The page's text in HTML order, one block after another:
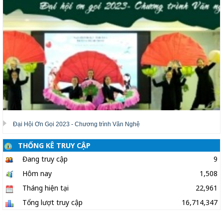
Đại Hội Ơn Gọi 2023 - Chương trình Văn Nghệ
THỐNG KÊ TRUY CẬP
Đang truy cập
9
Hôm nay
1,508
Tháng hiện tại
22,961
Tổng lượt truy cập
16,714,347